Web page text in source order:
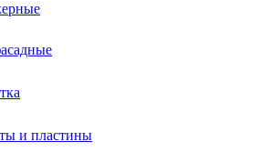
и пластины